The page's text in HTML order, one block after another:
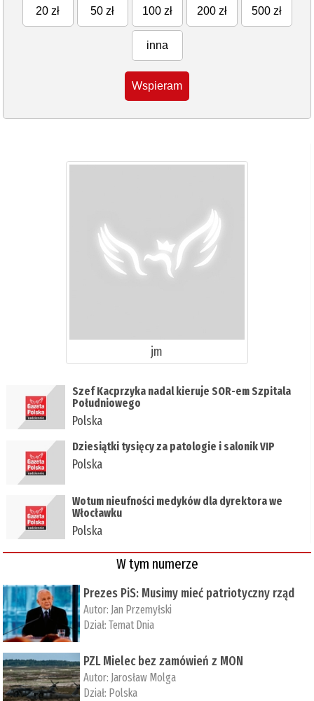
20 zł 50 zł 100 zł 200 zł 500 zł
inna
Wspieram
jm
Szef Kacprzyka nadal kieruje SOR-em Szpitala
Południowego
Polska
Dziesiątki tysięcy za patologie i salonik VIP
Polska
Wotum nieufności medyków dla dyrektora we
Włocławku
Polska
W tym numerze
Prezes PiS: Musimy mieć patriotyczny rząd
Autor: Jan Przemyłski
Dział:Temat Dnia
PZL Mielec bez zamówień z MON
Autor: Jarosław Molga
Dział: Polska